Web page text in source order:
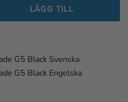
G5 Black Svenska
G5 Black Engelska